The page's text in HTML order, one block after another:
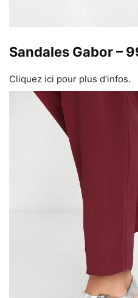
Sandales Gabor –
Cliquez ici pour plus d’infos.